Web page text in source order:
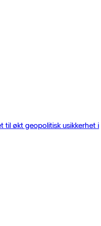
til økt geopolitisk usikkerhet i